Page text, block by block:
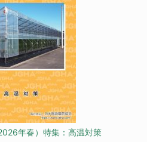
年春）特集：高温対策